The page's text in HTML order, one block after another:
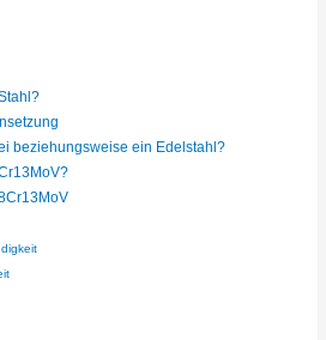
beziehungsweise ein Edelstahl?